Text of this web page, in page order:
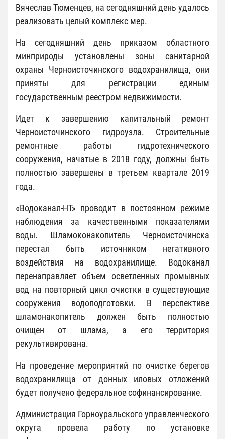
Вячеслав Тюменцев, на сегодняшний день удалось
реализовать целый комплекс мер.
На сегодняшний день приказом областного
минприроды установлены зоны санитарной
охраны Черноисточинского водохранилища, они
приняты для регистрации единым
государственным реестром недвижимости.
Идет к завершению капитальный ремонт
Черноисточинского гидроузла. Строительные
ремонтные работы гидротехнического
сооружения, начатые в 2018 году, должны быть
полностью завершены в третьем квартале 2019
года.
«Водоканал-НТ» проводит в постоянном режиме
наблюдения за качественными показателями
воды. Шламоконакопитель Черноисточинска
перестал быть источником негативного
воздействия на водохранилище. Водоканал
перенаправляет объем осветленных промывных
вод на повторный цикл очистки в существующие
сооружения водоподготовки. В перспективе
шламонакопитель должен быть полностью
очищен от шлама, а его территория
рекультивирована.
На проведение мероприятий по очистке берегов
водохранилища от донных иловых отложений
будет получено федеральное софинансирование.
Администрация Горноуральского управленческого
округа провела работу по установке